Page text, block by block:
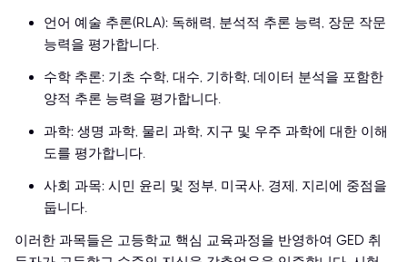
언어 예술 추론(RLA): 독해력, 분석적 추론 능력, 장문 작문
능력을 평가합니다.
수학 추론: 기초 수학, 대수, 기하학, 데이터 분석을 포함한
양적 추론 능력을 평가합니다.
과학: 생명 과학, 물리 과학, 지구 및 우주 과학에 대한 이해
도를 평가합니다.
사회 과목: 시민 윤리 및 정부, 미국사, 경제, 지리에 중점을
둡니다.
이러한 과목들은 고등학교 핵심 교육과정을 반영하여 GED 취